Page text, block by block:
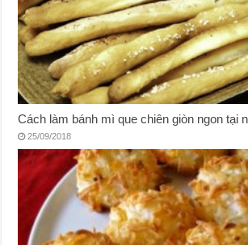
Cách làm bánh mì que chiên giòn ngon tại
25/09/2018